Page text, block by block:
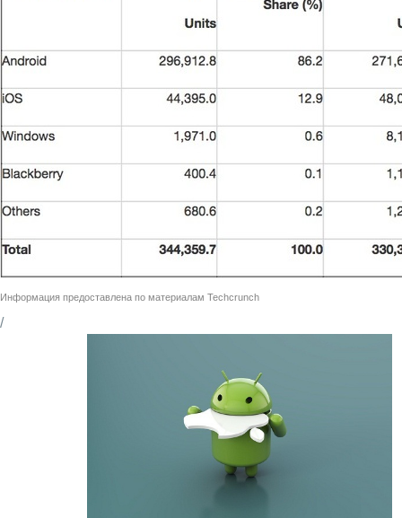
Информация предоставлена по материалам Techcrunch
/